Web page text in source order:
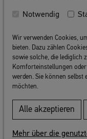
Von A wieAbitur
Notwendig
Wir verwenden Cookies,
bieten. Dazu zählen
sowie solche, die lediglich
Komforteinstellungen
werden. Sie können selbst
möchten.
Alle akzeptieren
Mehr über die